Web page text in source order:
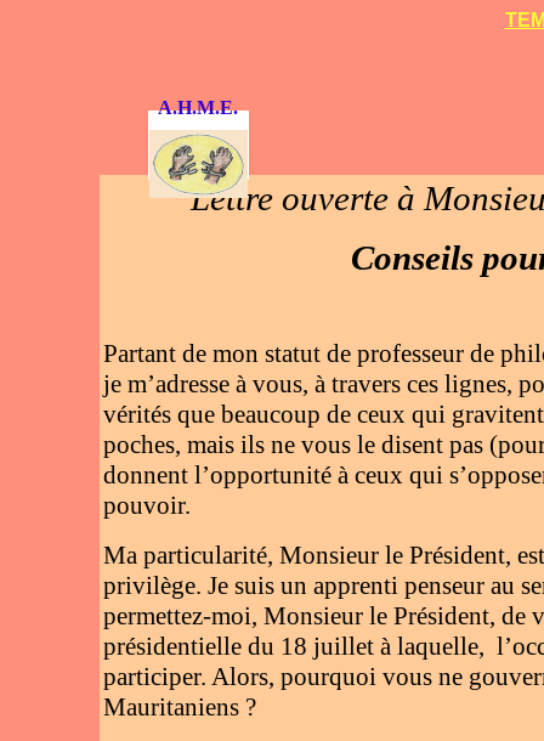
A.H.M.E.
Lettre ouverte à
Conseils
Partant de mon statut de professeur de
je m’adresse à vous, à travers ces lignes,
vérités que beaucoup de ceux qui
poches, mais ils ne vous le disent pas
donnent l’opportunité à ceux qui
pouvoir.
Ma particularité, Monsieur le Président,
privilège. Je suis un apprenti penseur au
permettez-moi, Monsieur le Président, de
présidentielle du 18 juillet à laquelle,
participer. Alors, pourquoi vous ne
Mauritaniens ?